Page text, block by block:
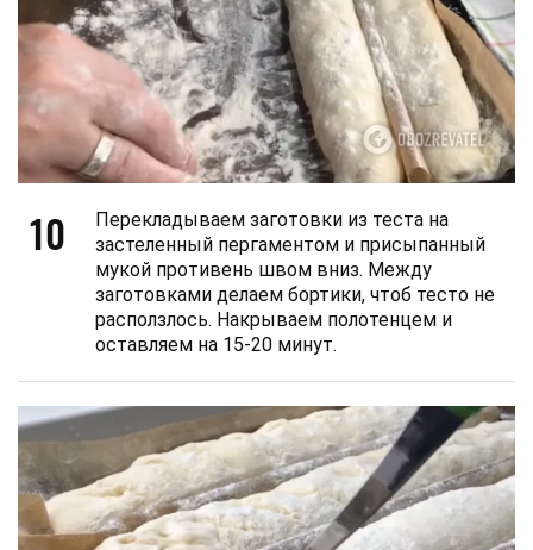
10
Перекладываем заготовки из теста на
застеленный пергаментом и присыпанный
мукой противень швом вниз. Между
заготовками делаем бортики, чтоб тесто не
расползлось. Накрываем полотенцем и
оставляем на 15-20 минут.